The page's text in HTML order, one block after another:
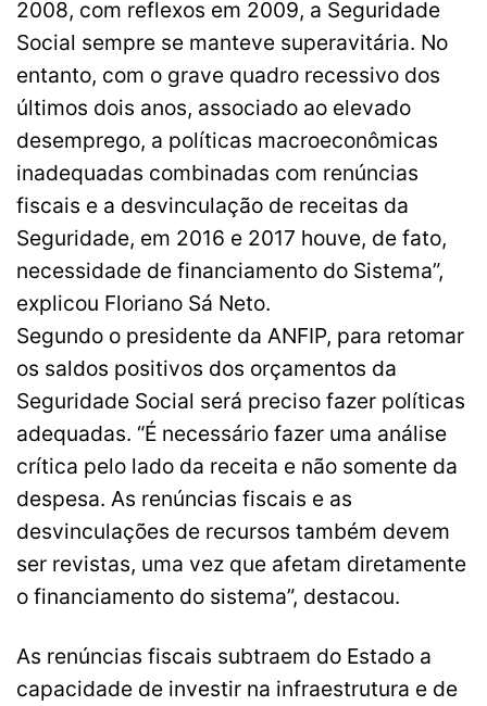
2008, com reflexos em 2009, a Seguridade
Social sempre se manteve superavitária. No
entanto, com o grave quadro recessivo dos
últimos dois anos, associado ao elevado
desemprego, a políticas macroeconômicas
inadequadas combinadas com renúncias
fiscais e a desvinculação de receitas da
Seguridade, em 2016 e 2017 houve, de fato,
necessidade de financiamento do Sistema”,
explicou Floriano Sá Neto.
Segundo o presidente da ANFIP, para retomar
os saldos positivos dos orçamentos da
Seguridade Social será preciso fazer políticas
adequadas. “É necessário fazer uma análise
crítica pelo lado da receita e não somente da
despesa. As renúncias fiscais e as
desvinculações de recursos também devem
ser revistas, uma vez que afetam diretamente
o financiamento do sistema”, destacou.
As renúncias fiscais subtraem do Estado a
capacidade de investir na infraestrutura e de